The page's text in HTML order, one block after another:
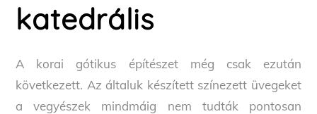
katedrális
A korai gótikus építészet még csak ezután
következett. Az általuk készített színezett üvegeket
a vegyészek mindmáig nem tudták pontosan